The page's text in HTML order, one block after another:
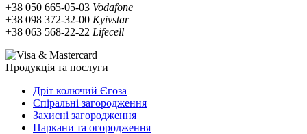
+38 050 665-05-03 Vodafone
+38 098 372-32-00 Kyivstar
+38 063 568-22-22 Lifecell
Продукція та послуги
Дріт колючий Єгоза
Спіральні загородження
Захисні загородження
Паркани та огородження